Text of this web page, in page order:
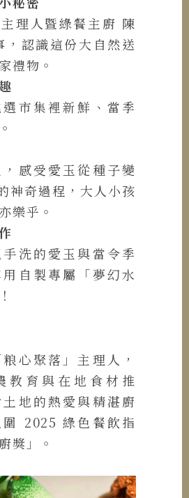
理人暨綠餐主廚 陳
，認識這份大自然送
禮物。
市集裡新鮮、當季
感受愛玉從種子變
神奇過程，大人小孩
樂乎。
洗的愛玉與當令季
自製專屬「夢幻水
心聚落」主理人，
教育與在地食材推
地的熱愛與精湛廚
2025 綠色餐飲指
獎」。